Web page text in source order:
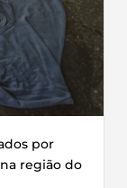
por
região do